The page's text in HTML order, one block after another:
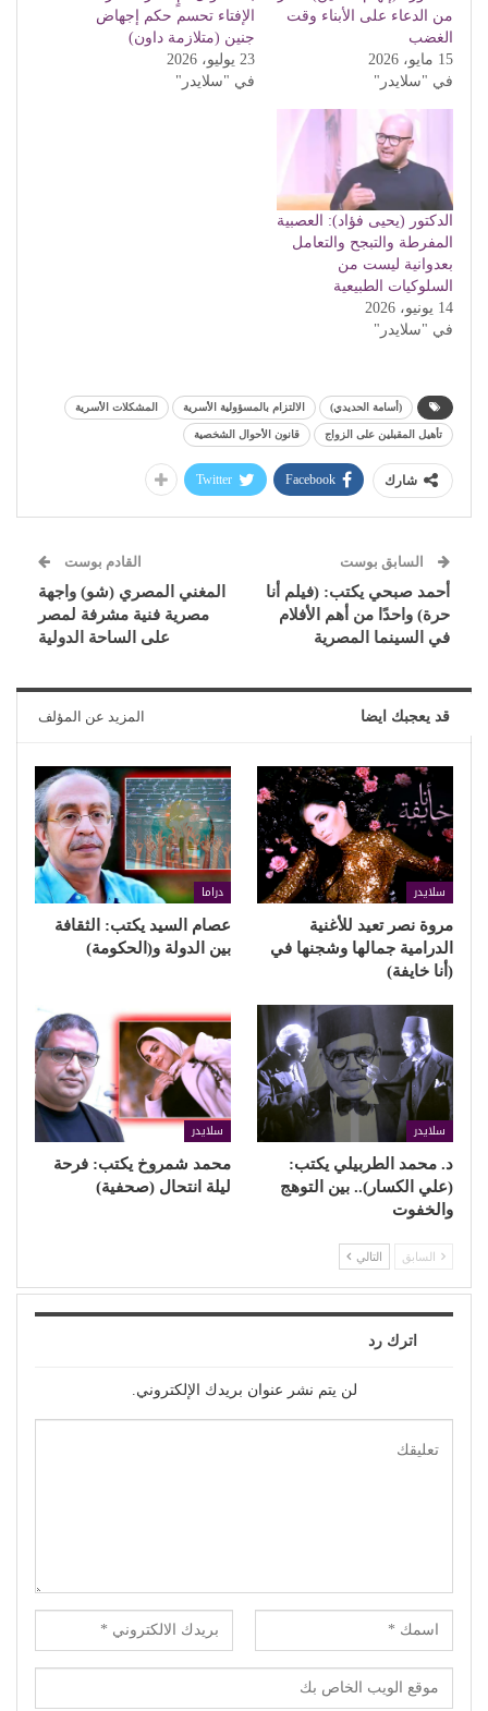
من الدعاء على الأبناء وقت
الغضب
15 مايو، 2026
في "سلايدر"
الإفتاء تحسم حكم إجهاض
جنين (متلازمة داون)
23 يوليو، 2026
في "سلايدر"
الدكتور (يحيى فؤاد): العصبية
المفرطة والتبجح والتعامل
بعدوانية ليست من
السلوكيات الطبيعية
14 يونيو، 2026
في "سلايدر"
(أسامة الحديدي) الالتزام بالمسؤولية الأسرية المشكلات الأسرية
تأهيل المقبلين على الزواج قانون الأحوال الشخصية
شارك Facebook
Twitter
السابق بوست
أحمد صبحي يكتب: (فيلم أنا
حرة) واحدًا من أهم الأفلام
في السينما المصرية
القادم بوست
المغني المصري (شو) واجهة
مصرية فنية مشرفة لمصر
على الساحة الدولية
قد يعجبك ايضا المزيد عن المؤلف
سلايدر
مروة نصر تعيد للأغنية
الدرامية جمالها وشجنها في
(أنا خايفة)
دراما
عصام السيد يكتب: الثقافة
بين الدولة و(الحكومة)
سلايدر
د. محمد الطربيلي يكتب:
(علي الكسار).. بين التوهج
والخفوت
سلايدر
محمد شمروخ يكتب: فرحة
ليلة انتحال (صحفية)
السابق التالي
اترك رد
لن يتم نشر عنوان بريدك الإلكتروني.